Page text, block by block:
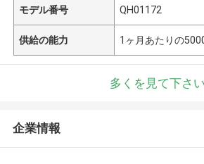
モデル番号 QH01172
供給の能力 1ヶ月あたりの
多くを見て下さい
企業情報